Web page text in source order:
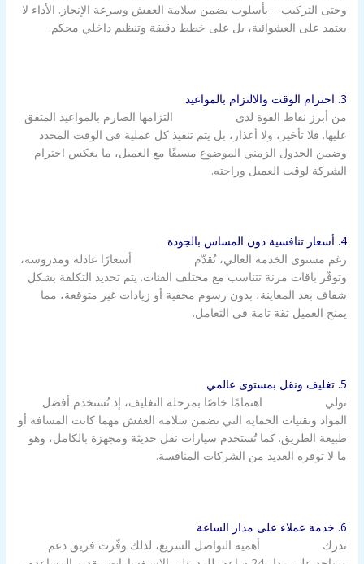
وحتى التركيب – بأسلوب يضمن سلامة العفش وسرعة الإنجاز. الأداء لا
يعتمد على العشوائية، بل على خطط دقيقة وتنظيم داخلي محكم.
3. احترام الوقت والالتزام بالمواعيد
من أبرز نقاط القوة لدى
التزامها الصارم بالمواعيد المتفق
عليها. فلا تأخير، ولا أعذار، بل يتم تنفيذ كل عملية في الوقت المحدد
وضمن الجدول الزمني الموضوع مسبقًا مع العميل، ما يعكس احترام
الشركة لوقت العميل وراحته.
4. أسعار تنافسية دون المساس بالجودة
رغم مستوى الخدمة العالي، تُقدّم
أسعارًا عادلة ومدروسة،
وتوفّر باقات مرنة تتناسب مع مختلف الفئات. يتم تحديد التكلفة بشكل
شفاف بعد المعاينة، بدون رسوم مخفية أو زيادات غير متوقعة، مما
يمنح العميل ثقة تامة في التعامل.
5. تغليف ونقل بمستوى عالمي
تولي
اهتمامًا خاصًا بمرحلة التغليف، إذ تُستخدم أفضل
المواد وتقنيات الحماية التي تضمن سلامة العفش مهما كانت المسافة أو
طبيعة الطريق. كما تُستخدم سيارات نقل حديثة ومجهزة بالكامل، وهو
ما لا توفره العديد من الشركات المنافسة.
6. خدمة عملاء على مدار الساعة
تدرك
أهمية التواصل السريع، لذلك وفّرت فريق دعم